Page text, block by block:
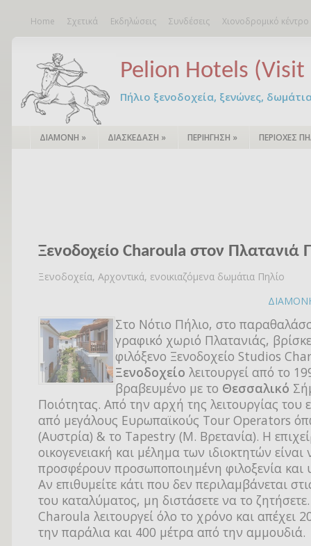
Home Σχετικά Εκδηλώσεις Συνδέσεις Χιονοδρομικό
Pelion Hotels (Visit
Πήλιο ξενοδοχεία, ξενώνες,
ΔΙΑΜΟΝΗ » ΔΙΑΣΚΕΔΑΣΗ » ΠΕΡΙΗΓΗΣΗ » ΠΕΡΙΟΧΕΣ
Ξενοδοχείο Charoula στον Πλατανιά
Ξενοδοχεία, Αρχοντικά, ενοικιαζόμενα δωμάτια Πηλίο
Στο Νότιο Πήλιο, στο
γραφικό χωριό Πλατανιάς,
φιλόξενο Ξενοδοχείο Studios
Ξενοδοχείο λειτουργεί από το
βραβευμένο με το Θεσσαλικό
Ποιότητας. Από την αρχή της λειτουργίας του
από μεγάλους Ευρωπαϊκούς Tour Operators
(Αυστρία) & το Tapestry (Μ. Βρετανία). Η
οικογενειακή και μέλημα των ιδιοκτητών
προσφέρουν προσωποποιημένη φιλοξενία και
Αν επιθυμείτε κάτι που δεν περιλαμβάνεται
του καταλύματος, μη διστάσετε να το
Charoula λειτουργεί όλο το χρόνο και απέχει
την παράλια και 400 μέτρα από την αμμουδιά.